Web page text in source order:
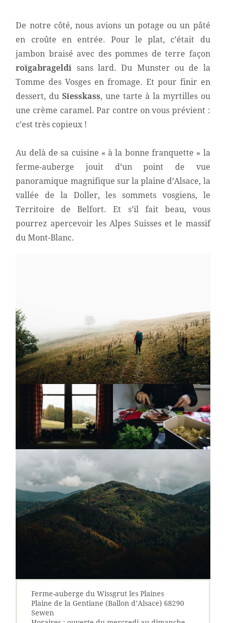
De notre côté, nous avions un potage ou un pâté
en croûte en entrée. Pour le plat, c’était du
jambon braisé avec des pommes de terre façon
roïgabrageldi sans lard. Du Munster ou de la
Tomme des Vosges en fromage. Et pour finir en
dessert, duSiesskass, une tarte à la myrtilles ou
une crème caramel. Par contre on vous prévient :
c’est très copieux !
Au delà de sa cuisine « à la bonne franquette » la
ferme-auberge jouit d’un point de vue
panoramique magnifique sur la plaine d’Alsace, la
vallée de la Doller, les sommets vosgiens, le
Territoire de Belfort. Et s’il fait beau, vous
pourrez apercevoir les Alpes Suisses et le massif
du Mont-Blanc.
Ferme-auberge du Wissgrut les Plaines
Plaine de la Gentiane (Ballon d’Alsace) 68290
Sewen